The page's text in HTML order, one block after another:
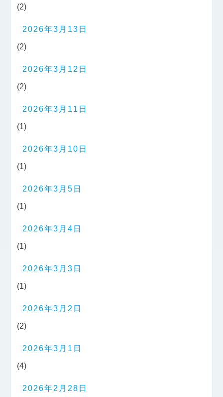
(2)
2026年3月13日
(2)
2026年3月12日
(2)
2026年3月11日
(1)
2026年3月10日
(1)
2026年3月5日
(1)
2026年3月4日
(1)
2026年3月3日
(1)
2026年3月2日
(2)
2026年3月1日
(4)
2026年2月28日